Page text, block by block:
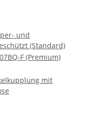
und
(Standard)
F (Premium)
mit